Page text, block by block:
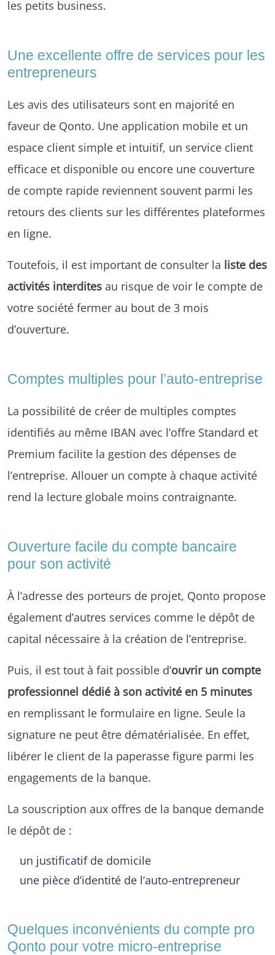
les petits business.
Une excellente offre de services pour les
entrepreneurs
Les avis des utilisateurs sont en majorité en
faveur de Qonto. Une application mobile et un
espace client simple et intuitif, un service client
efficace et disponible ou encore une couverture
de compte rapide reviennent souvent parmi les
retours des clients sur les différentes plateformes
en ligne.
Toutefois, il est important de consulter la liste des
activités interdites au risque de voir le compte de
votre société fermer au bout de 3 mois
d’ouverture.
Comptes multiples pour l’auto-entreprise
La possibilité de créer de multiples comptes
identifiés au même IBAN avec l’offre Standard et
Premium facilite la gestion des dépenses de
l’entreprise. Allouer un compte à chaque activité
rend la lecture globale moins contraignante.
Ouverture facile du compte bancaire
pour son activité
À l’adresse des porteurs de projet, Qonto propose
également d’autres services comme le dépôt de
capital nécessaire à la création de l’entreprise.
Puis, il est tout à fait possible d’ouvrir un compte
professionnel dédié à son activité en 5 minutes
en remplissant le formulaire en ligne. Seule la
signature ne peut être dématérialisée. En effet,
libérer le client de la paperasse figure parmi les
engagements de la banque.
La souscription aux offres de la banque demande
le dépôt de :
un justificatif de domicile
une pièce d’identité de l’auto-entrepreneur
Quelques inconvénients du compte pro
Qonto pour votre micro-entreprise